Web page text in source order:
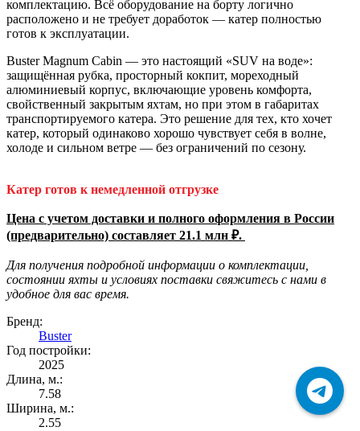
комплектацию. Всё оборудование на борту логично
расположено и не требует доработок — катер полностью
готов к эксплуатации.
Buster Magnum Cabin — это настоящий «SUV на воде»:
защищённая рубка, просторный кокпит, мореходный
алюминиевый корпус, включающие уровень комфорта,
свойственный закрытым яхтам, но при этом в габаритах
транспортируемого катера. Это решение для тех, кто хочет
катер, который одинаково хорошо чувствует себя в волне,
холоде и сильном ветре — без ограничений по сезону.
Катер готов к немедленной отгрузке
Цена с учетом доставки и полного оформления в России
(предварительно) составляет 21.1 млн ₽.
Для получения подробной информации о комплектации,
состоянии яхты и условиях поставки свяжитесь с нами в
удобное для вас время.
Бренд:
Buster
Год постройки:
2025
Длина, м.:
7.58
Ширина, м.:
2.55